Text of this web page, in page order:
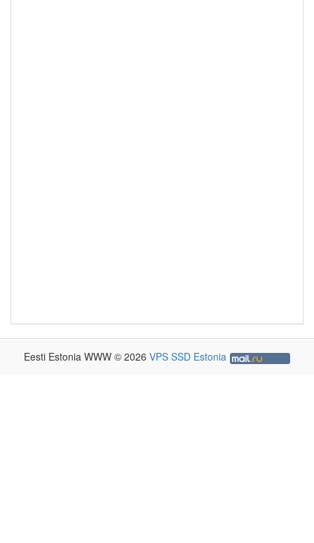
Eesti Estonia WWW © 2026 VPS SSD Estonia